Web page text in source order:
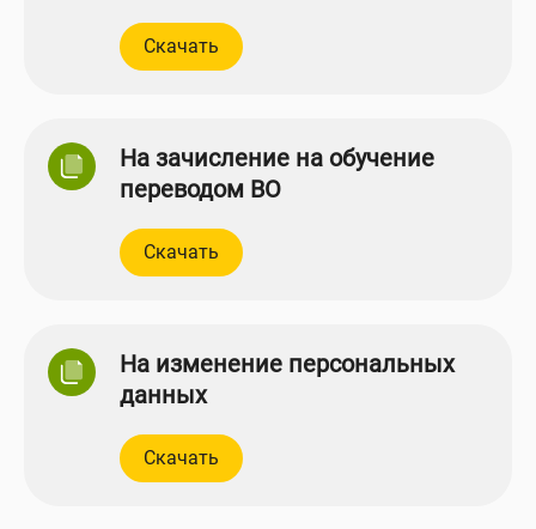
Скачать
На зачисление на обучение
переводом ВО
Скачать
На изменение персональных
данных
Скачать